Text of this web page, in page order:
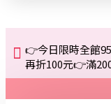
👉今日限時全館
再折100元👉滿